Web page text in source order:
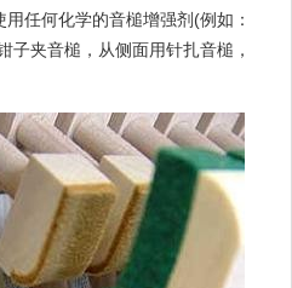
任何化学的音槌增强剂(例如：
子夹音槌，从侧面用针扎音槌，